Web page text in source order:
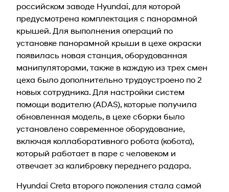
российском заводе Hyundai, для которой
предусмотрена комплектация с панорамной
крышей. Для выполнения операций по
установке панорамной крыши в цехе окраски
появилась новая станция, оборудованная
манипуляторами, также в каждую из трех смен
цеха было дополнительно трудоустроено по 2
новых сотрудника. Для настройки систем
помощи водителю (ADAS), которые получила
обновленная модель, в цехе сборки было
установлено современное оборудование,
включая коллаборативного робота (кобота),
который работает в паре с человеком и
отвечает за калибровку переднего радара.
Hyundai Creta второго поколения стала самой